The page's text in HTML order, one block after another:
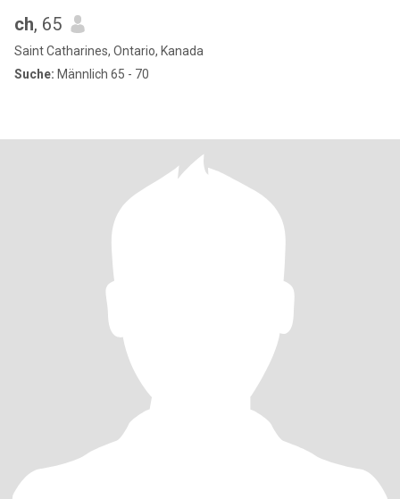
ch, 65
Saint Catharines, Ontario, Kanada
Suche: Männlich 65 - 70